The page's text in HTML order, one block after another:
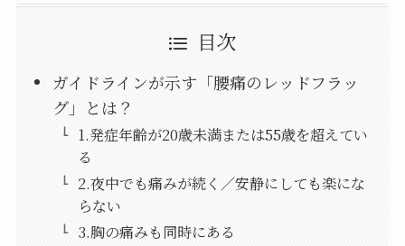
目次
ガイドラインが示す「腰痛のレッドフラッ
グ」とは？
1.発症年齢が20歳未満または55歳を超えてい
る
2.夜中でも痛みが続く／安静にしても楽にな
らない
3.胸の痛みも同時にある